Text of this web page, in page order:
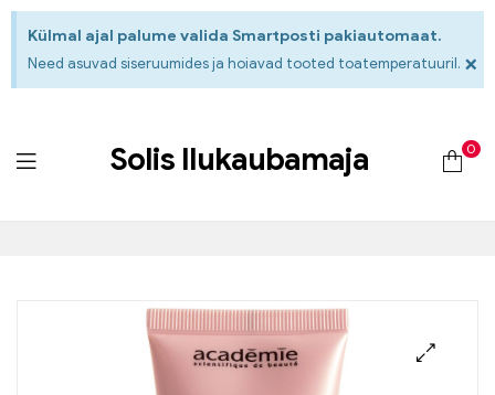
Külmal ajal palume valida Smartposti pakiautomaat.
Need asuvad siseruumides ja hoiavad tooted toatemperatuuril. ×
Solis Ilukaubamaja 0